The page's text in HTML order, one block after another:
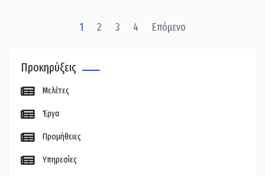
1 2 3 4 Επόμενο
Προκηρύξεις
Μελέτες
Έργα
Προμήθειες
Υπηρεσίες